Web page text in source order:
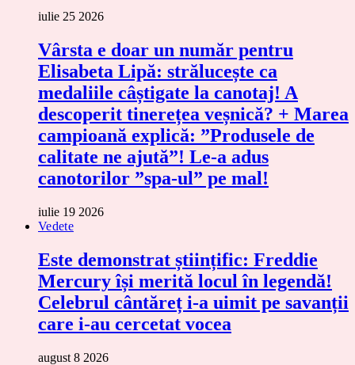
iulie 25 2026
Vârsta e doar un număr pentru
Elisabeta Lipă: strălucește ca
medaliile câștigate la canotaj! A
descoperit tinerețea veșnică? + Marea
campioană explică: ”Produsele de
calitate ne ajută”! Le-a adus
canotorilor ”spa-ul” pe mal!
iulie 19 2026
Vedete
Este demonstrat științific: Freddie
Mercury își merită locul în legendă!
Celebrul cântăreț i-a uimit pe savanții
care i-au cercetat vocea
august 8 2026